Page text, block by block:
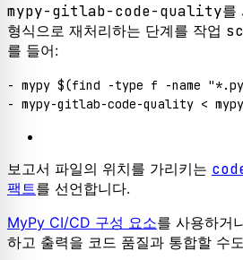
mypy-gitlab-code-quality를
형식으로 재처리하는 단계를 작업
를 들어:
- mypy $(find -type f -name
보고서 파일의 위치를 가리키는
팩트를 선언합니다.
MyPy CI/CD 구성 요소를 사용하거
하고 출력을 코드 품질과 통합할 수